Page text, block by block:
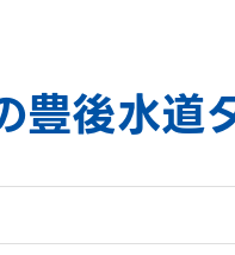
豊後水道